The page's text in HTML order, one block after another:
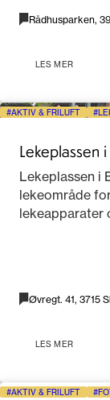
Rådhusparken,
LES MER
AKTIV & FRILUFT
Lekeplassen
Lekeplassen i
lekeområde
lekeapparater
Øvregt. 41, 3715
LES MER
AKTIV & FRILUFT